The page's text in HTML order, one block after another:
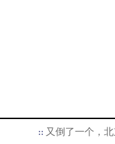
又倒了一个，